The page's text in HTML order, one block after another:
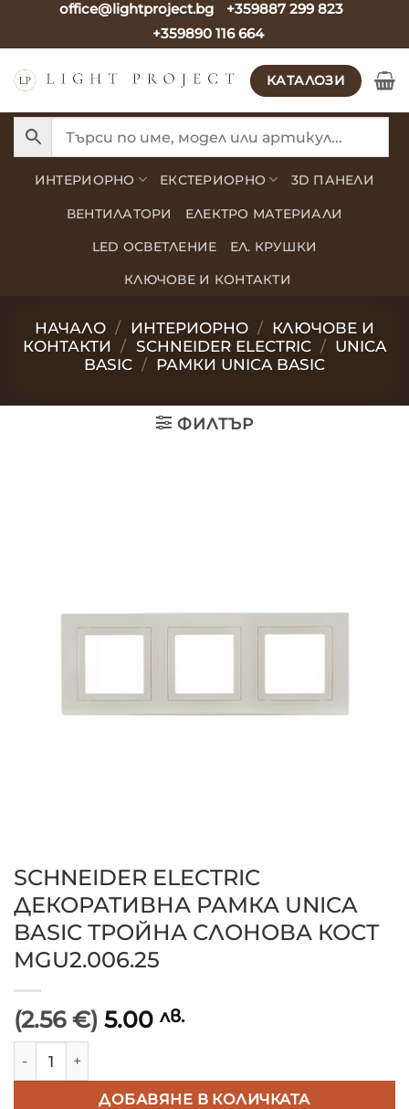
office@lightproject.bg
+359887 299 823
+359890 116 664
КАТАЛОЗИ
ИНТЕРИОРНО ЕКСТЕРИОРНО 3D ПАНЕЛИ
ВЕНТИЛАТОРИ ЕЛЕКТРО МАТЕРИАЛИ
LED ОСВЕТЛЕНИЕ ЕЛ. КРУШКИ
КЛЮЧОВЕ И КОНТАКТИ
НАЧАЛО / ИНТЕРИОРНО / КЛЮЧОВЕ И
КОНТАКТИ / SCHNEIDER ELECTRIC / UNICA
BASIC / РАМКИ UNICA BASIC
ФИЛТЪР
SCHNEIDER ELECTRIC
ДЕКОРАТИВНА РАМКА UNICA
BASIC ТРОЙНА СЛОНОВА КОСТ
MGU2.006.25
(2.56 €) 5.00 лв.
ДОБАВЯНЕ В КОЛИЧКАТА